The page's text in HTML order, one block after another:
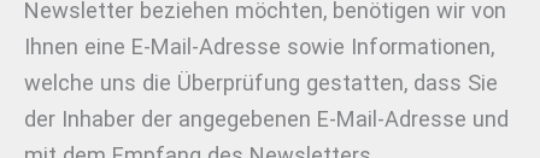
Newsletter beziehen möchten, benötigen wir von
Ihnen eine E-Mail-Adresse sowie Informationen,
welche uns die Überprüfung gestatten, dass Sie
der Inhaber der angegebenen E-Mail-Adresse und